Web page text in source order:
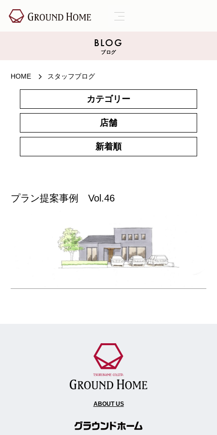
BLOG
ブログ
HOME スタッフブログ
カテゴリー
店舗
新着順
プラン提案事例 Vol.46
ABOUT US